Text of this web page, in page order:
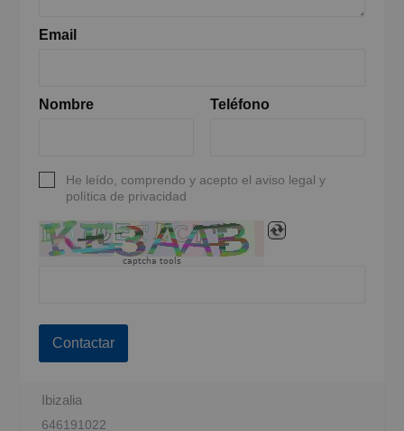
Email
Nombre Teléfono
He leído, comprendo y acepto el aviso legal y
política de privacidad
captcha tools
Contactar
Ibizalia
646191022